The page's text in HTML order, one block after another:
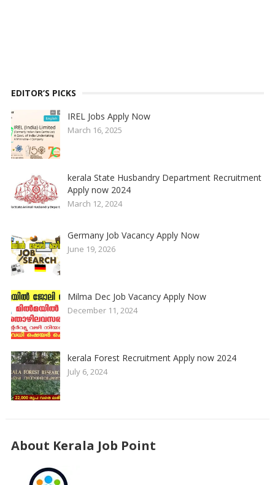
EDITOR’S PICKS
IREL Jobs Apply Now
March 16, 2025
kerala State Husbandry Department Recruitment
Apply now 2024
March 12, 2024
Germany Job Vacancy Apply Now
June 19, 2026
Milma Dec Job Vacancy Apply Now
December 11, 2024
kerala Forest Recruitment Apply now 2024
July 6, 2024
About Kerala Job Point